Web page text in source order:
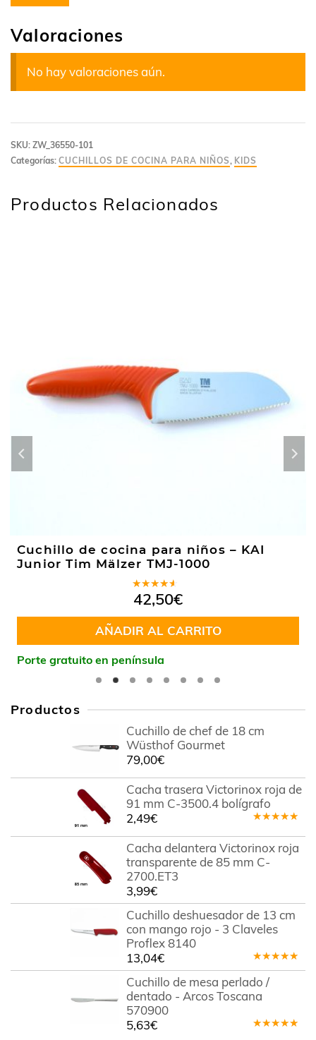
Valoraciones
No hay valoraciones aún.
SKU: ZW_36550-101
Categorías: CUCHILLOS DE COCINA PARA NIÑOS, KIDS
Productos Relacionados
Cuchillo de cocina para niños – KAI
Junior Tim Mälzer TMJ-1000
Valorado
en4.00
de 5
42,50€
AÑADIR AL CARRITO
Porte gratuito en península
Productos
Cuchillo de chef de 18 cm
Wüsthof Gourmet
79,00€
Cacha trasera Victorinox roja de
91 mm C-3500.4 bolígrafo
en5.00de
5
2,49€
Cacha delantera Victorinox roja
transparente de 85 mm C-
2700.ET3
3,99€
Cuchillo deshuesador de 13 cm
con mango rojo - 3 Claveles
Proflex 8140
Valorado
en 5.00
5
13,04€
Cuchillo de mesa perlado /
dentado - Arcos Toscana
570900
5,63€